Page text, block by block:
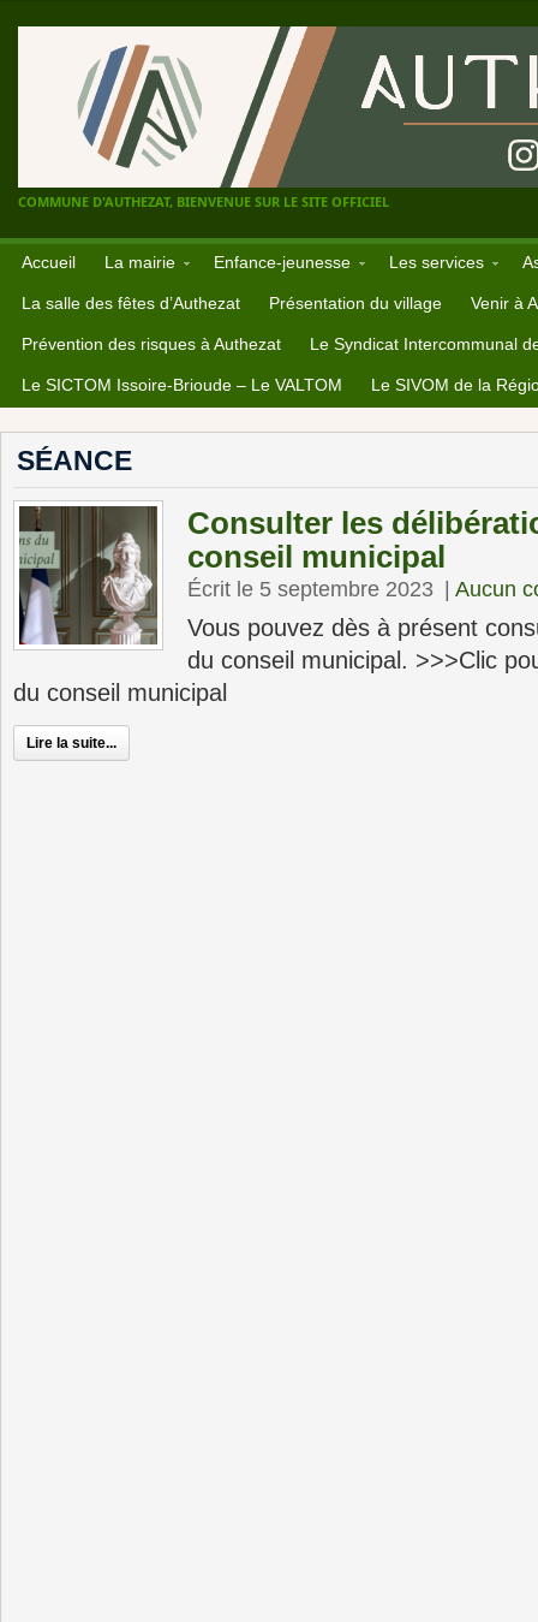
COMMUNE D'AUTHEZAT, BIENVENUE SUR LE SITE OFFICIEL
Accueil La mairie Enfance-jeunesse Les services
La salle des fêtes d’Authezat Présentation du village Venir à
Prévention des risques à Authezat Le Syndicat Intercommunal
Le SICTOM Issoire-Brioude – Le VALTOM Le SIVOM de la
SÉANCE
Consulter les
conseil municipal
Écrit le 5 septembre 2023 Aucun
Vous pouvez dès à présent
du conseil municipal. >>>Clic
du conseil municipal
Lire la suite...